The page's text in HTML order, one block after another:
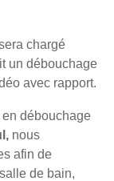
chargé
un débouchage
avec rapport.
débouchage
nous
afin de
de bain,